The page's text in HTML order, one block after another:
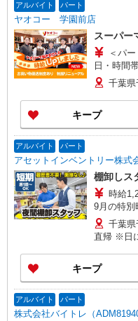
アルバイト パート
ヤオコー 学園前店
スーパー
＜パ
日・時間
降：時給
曜＋100
時給や募
千葉県
キープ
アルバイト パート
アセットインベントリー株
棚卸しス
時給
9月の特別時給です！ ★
出勤イン
目に各5,000円
な出費の
れます！
千葉県
直帰 ※日
キープ
アルバイト パート
株式会社バイトレ（